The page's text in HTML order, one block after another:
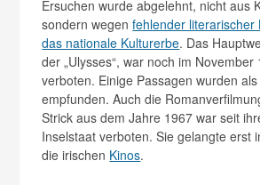
Ersuchen wurde abgelehnt, nicht aus
sondern wegenfehlender literarischer
das nationale Kulturerbe. Das
der „Ulysses“, war noch im November
verboten. Einige Passagen wurden
empfunden. Auch die
Strick aus dem Jahre 1967 war seit
Inselstaat verboten. Sie gelangte erst
die irischen Kinos.